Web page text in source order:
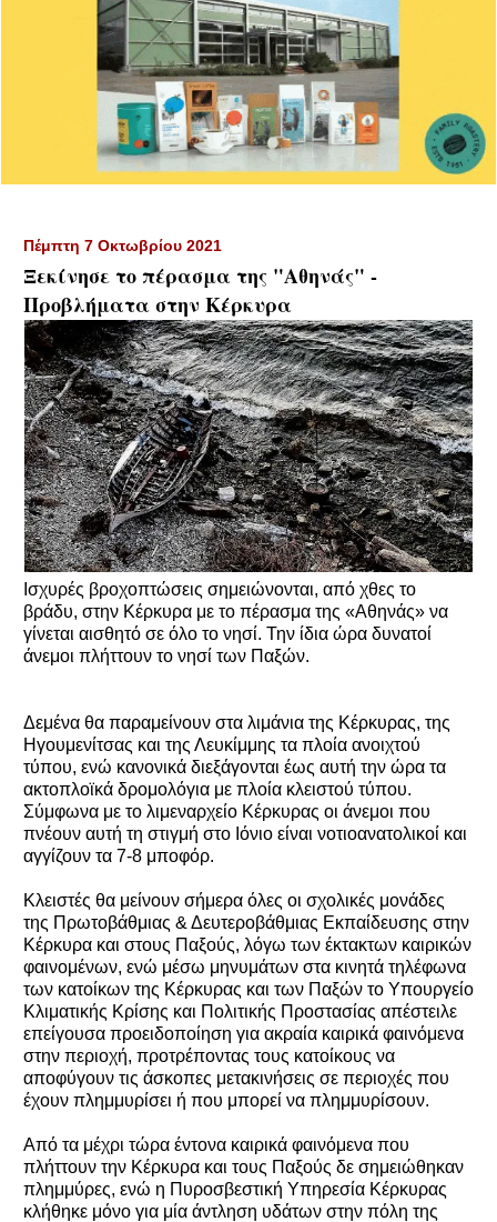
Πέμπτη 7 Οκτωβρίου 2021
Ξεκίνησε το πέρασμα της "Αθηνάς" -
Προβλήματα στην Κέρκυρα
Ισχυρές βροχοπτώσεις σημειώνονται, από χθες το
βράδυ, στην Κέρκυρα με το πέρασμα της «Αθηνάς» να
γίνεται αισθητό σε όλο το νησί. Την ίδια ώρα δυνατοί
άνεμοι πλήττουν το νησί των Παξών.
Δεμένα θα παραμείνουν στα λιμάνια της Κέρκυρας, της
Ηγουμενίτσας και της Λευκίμμης τα πλοία ανοιχτού
τύπου, ενώ κανονικά διεξάγονται έως αυτή την ώρα τα
ακτοπλοϊκά δρομολόγια με πλοία κλειστού τύπου.
Σύμφωνα με το λιμεναρχείο Κέρκυρας οι άνεμοι που
πνέουν αυτή τη στιγμή στο Ιόνιο είναι νοτιοανατολικοί και
αγγίζουν τα 7-8 μποφόρ.
Κλειστές θα μείνουν σήμερα όλες οι σχολικές μονάδες
της Πρωτοβάθμιας & Δευτεροβάθμιας Εκπαίδευσης στην
Κέρκυρα και στους Παξούς, λόγω των έκτακτων καιρικών
φαινομένων, ενώ μέσω μηνυμάτων στα κινητά τηλέφωνα
των κατοίκων της Κέρκυρας και των Παξών το Υπουργείο
Κλιματικής Κρίσης και Πολιτικής Προστασίας απέστειλε
επείγουσα προειδοποίηση για ακραία καιρικά φαινόμενα
στην περιοχή, προτρέποντας τους κατοίκους να
αποφύγουν τις άσκοπες μετακινήσεις σε περιοχές που
έχουν πλημμυρίσει ή που μπορεί να πλημμυρίσουν.
Από τα μέχρι τώρα έντονα καιρικά φαινόμενα που
πλήττουν την Κέρκυρα και τους Παξούς δε σημειώθηκαν
πλημμύρες, ενώ η Πυροσβεστική Υπηρεσία Κέρκυρας
κλήθηκε μόνο για μία άντληση υδάτων στην πόλη της